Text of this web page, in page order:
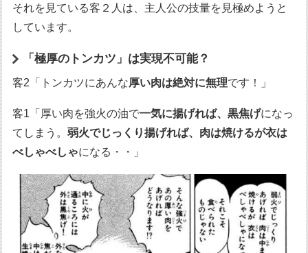
それを見ている客２人は、主人公の技量を見極めようと
しています。
「極厚のトンカツ」は実現不可能？
客2「トンカツにあんな厚い肉は絶対に無理です！」
客1「厚い肉を強火の油で一気に揚げれば、黒焦げになっ
てしまう。弱火でじっくり揚げれば、肉は焼けるが衣は
べしゃべしゃになる・・」